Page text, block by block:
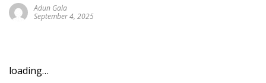
Adun Gala
September 4, 2025
loading…